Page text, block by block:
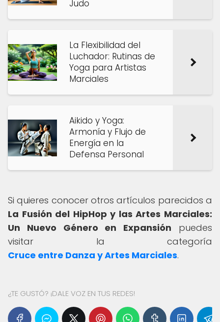
Judo
La Flexibilidad del
Luchador: Rutinas de
Yoga para Artistas
Marciales
Aikido y Yoga:
Armonía y Flujo de
Energía en la
Defensa Personal
Si quieres conocer otros artículos parecidos a
La Fusión del HipHop y las Artes Marciales:
Un Nuevo Género en Expansión puedes
visitar la categoría
Cruce entre Danza y Artes Marciales.
¿TE GUSTÓ? ¡DALE VOZ EN TUS REDES!